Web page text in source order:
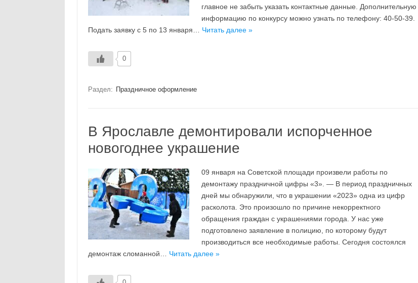
главное не забыть указать контактные данные. Дополнительную
информацию по конкурсу можно узнать по телефону: 40-50-39.
Подать заявку с 5 по 13 января… Читать далее »
0
Раздел: Праздничное оформление
В Ярославле демонтировали испорченное
новогоднее украшение
09 января на Советской площади произвели работы по
демонтажу праздничной цифры «3». — В период праздничных
дней мы обнаружили, что в украшении «2023» одна из цифр
расколота. Это произошло по причине некорректного
обращения граждан с украшениями города. У нас уже
подготовлено заявление в полицию, по которому будут
производиться все необходимые работы. Сегодня состоялся
демонтаж сломанной… Читать далее »